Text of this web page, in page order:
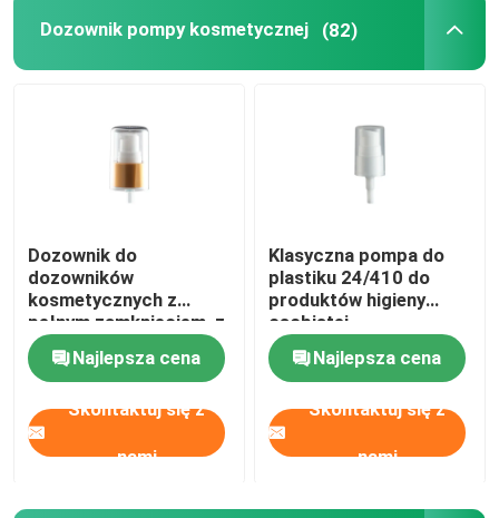
Dozownik pompy kosmetycznej (82)
Dozownik do
dozowników
kosmetycznych z
pełnym zamknięciem, z
materiałem AS Golden
Aluminiowe zamknięcie
Najlepsza cena
Skontaktuj się z
nami
Klasyczna pompa do
plastiku 24/410 do
produktów higieny
osobistej
Najlepsza cena
Skontaktuj się z
nami